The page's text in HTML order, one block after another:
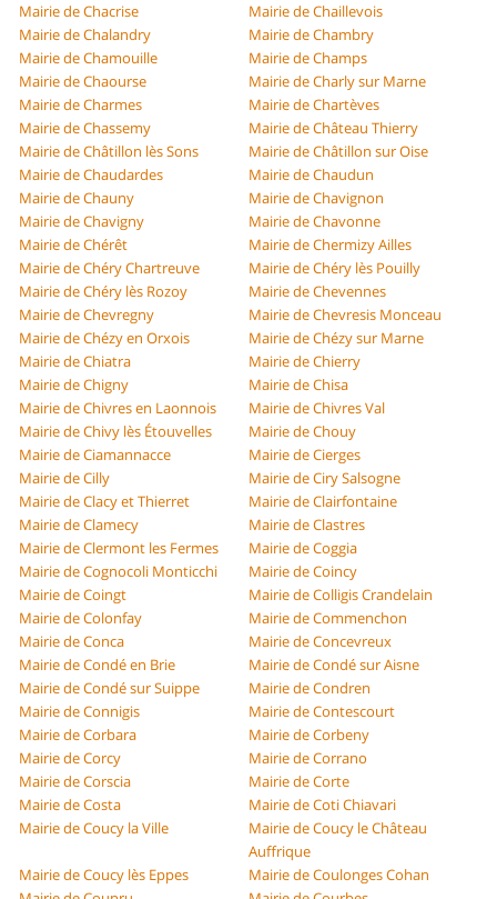
Mairie de Chacrise
Mairie de Chaillevois
Mairie de Chalandry
Mairie de Chambry
Mairie de Chamouille
Mairie de Champs
Mairie de Chaourse
Mairie de Charly sur Marne
Mairie de Charmes
Mairie de Chartèves
Mairie de Chassemy
Mairie de Château Thierry
Mairie de Châtillon lès Sons
Mairie de Châtillon sur Oise
Mairie de Chaudardes
Mairie de Chaudun
Mairie de Chauny
Mairie de Chavignon
Mairie de Chavigny
Mairie de Chavonne
Mairie de Chérêt
Mairie de Chermizy Ailles
Mairie de Chéry Chartreuve
Mairie de Chéry lès Pouilly
Mairie de Chéry lès Rozoy
Mairie de Chevennes
Mairie de Chevregny
Mairie de Chevresis Monceau
Mairie de Chézy en Orxois
Mairie de Chézy sur Marne
Mairie de Chiatra
Mairie de Chierry
Mairie de Chigny
Mairie de Chisa
Mairie de Chivres en Laonnois
Mairie de Chivres Val
Mairie de Chivy lès Étouvelles
Mairie de Chouy
Mairie de Ciamannacce
Mairie de Cierges
Mairie de Cilly
Mairie de Ciry Salsogne
Mairie de Clacy et Thierret
Mairie de Clairfontaine
Mairie de Clamecy
Mairie de Clastres
Mairie de Clermont les Fermes
Mairie de Coggia
Mairie de Cognocoli Monticchi
Mairie de Coincy
Mairie de Coingt
Mairie de Colligis Crandelain
Mairie de Colonfay
Mairie de Commenchon
Mairie de Conca
Mairie de Concevreux
Mairie de Condé en Brie
Mairie de Condé sur Aisne
Mairie de Condé sur Suippe
Mairie de Condren
Mairie de Connigis
Mairie de Contescourt
Mairie de Corbara
Mairie de Corbeny
Mairie de Corcy
Mairie de Corrano
Mairie de Corscia
Mairie de Corte
Mairie de Costa
Mairie de Coti Chiavari
Mairie de Coucy la Ville
Mairie de Coucy le Château
Auffrique
Mairie de Coucy lès Eppes
Mairie de Coulonges Cohan